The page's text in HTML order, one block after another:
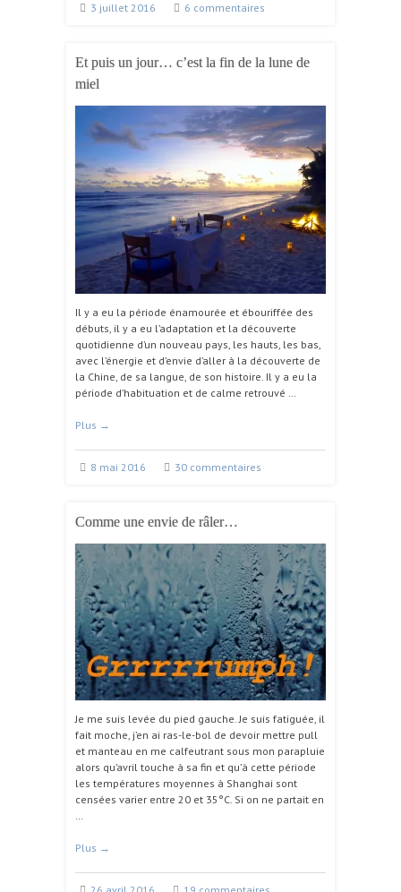
3 juillet 2016 6 commentaires
Et puis un jour… c’est la fin de la lune de
miel
Il y a eu la période énamourée et ébouriffée des
débuts, il y a eu l’adaptation et la découverte
quotidienne d’un nouveau pays, les hauts, les bas,
avec l’énergie et d’envie d’aller à la découverte de
la Chine, de sa langue, de son histoire. Il y a eu la
période d’habituation et de calme retrouvé …
Plus →
8 mai 2016 30 commentaires
Comme une envie de râler…
Je me suis levée du pied gauche. Je suis fatiguée, il
fait moche, j’en ai ras-le-bol de devoir mettre pull
et manteau en me calfeutrant sous mon parapluie
alors qu’avril touche à sa fin et qu’à cette période
les températures moyennes à Shanghai sont
censées varier entre 20 et 35°C. Si on ne partait en
…
Plus →